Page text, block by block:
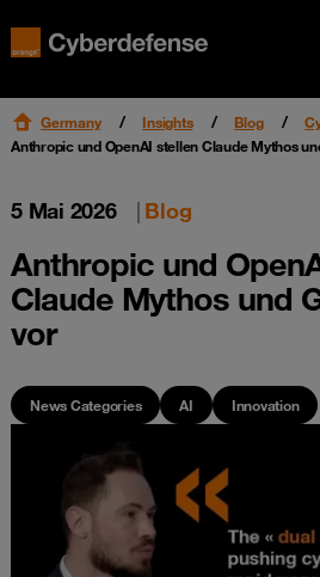
Germany Insights Blog
Anthropic und OpenAI stellen Claude Mythos
5 Mai 2026 | Blog
Anthropic und
Claude Mythos und
vor
News Categories AI Innovation